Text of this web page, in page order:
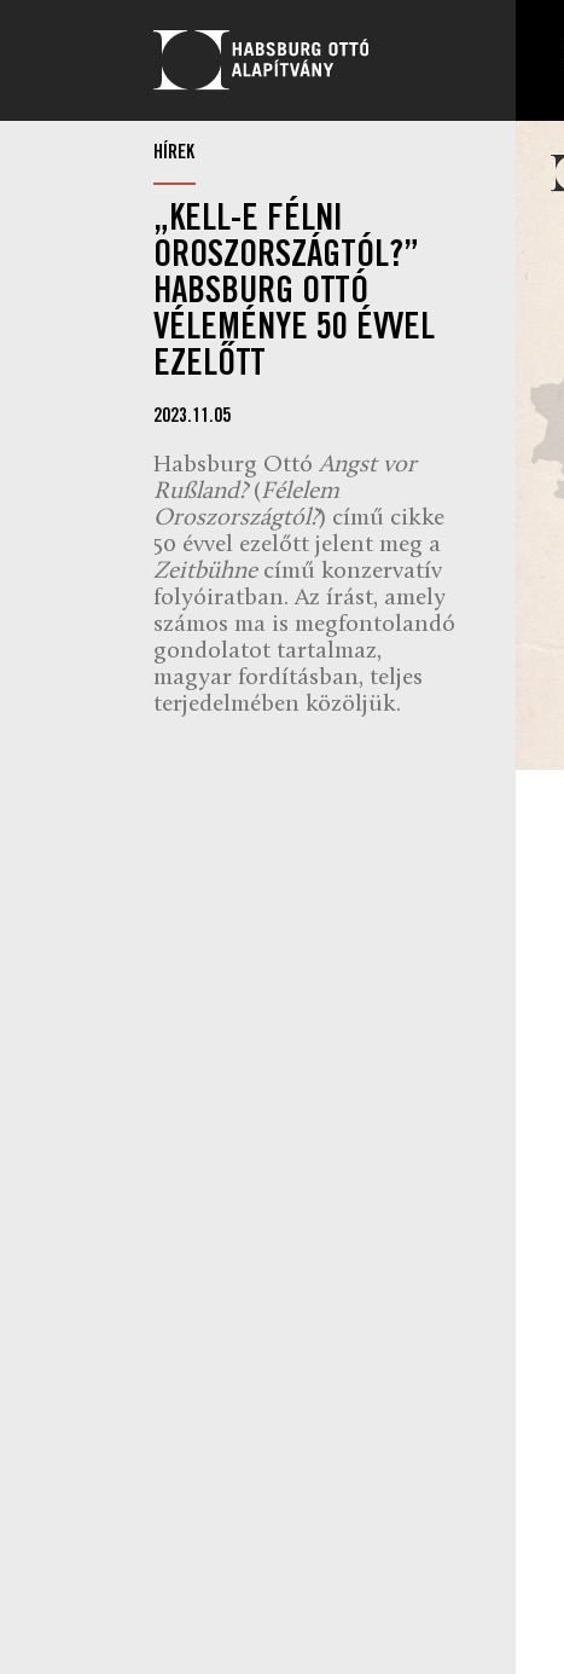
HÍREK
„KELL-E FÉLNI
OROSZORSZÁGTÓL?”
HABSBURG OTTÓ
VÉLEMÉNYE 50 ÉVVEL
EZELŐTT
2023.11.05
Habsburg Ottó Angst vor
Rußland?(Félelem
Oroszországtól?) című cikke
50 évvel ezelőtt jelent meg a
Zeitbühnecímű konzervatív
folyóiratban. Az írást, amely
számos ma is megfontolandó
gondolatot tartalmaz,
magyar fordításban, teljes
terjedelmében közöljük.